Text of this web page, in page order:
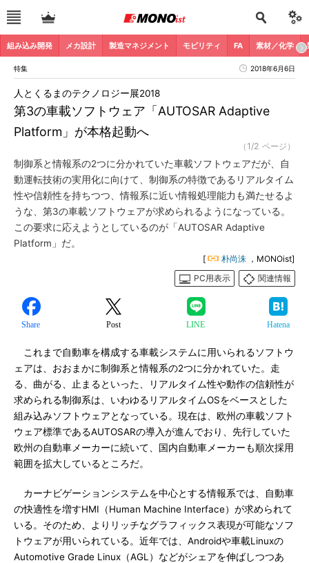
組み込み開発 メカ設計 製造マネジメント モビリティ FA 素材／化学
特集 2018年6月6日
第3の車載ソフトウェア「AUTOSAR Adaptive
Platform」が本格起動へ
人とくるまのテクノロジー展2018
（1/2 ページ）
制御系と情報系の2つに分かれていた車載ソフトウェアだが、自
動運転技術の実用化に向けて、制御系の特徴であるリアルタイム
性や信頼性を持ちつつ、情報系に近い情報処理能力も満たせるよ
うな、第3の車載ソフトウェアが求められるようになっている。
この要求に応えようとしているのが「AUTOSAR Adaptive
Platform」だ。
[ 朴尚洙 ，MONOist]
PC用表示
関連情報
Share Post LINE Hatena
これまで自動車を構成する車載システムに用いられるソフトウ
ェアは、おおまかに制御系と情報系の2つに分かれていた。走
る、曲がる、止まるといった、リアルタイム性や動作の信頼性が
求められる制御系は、いわゆるリアルタイムOSをベースとした
組み込みソフトウェアとなっている。現在は、欧州の車載ソフト
ウェア標準であるAUTOSARの導入が進んでおり、先行していた
欧州の自動車メーカーに続いて、国内自動車メーカーも順次採用
範囲を拡大しているところだ。
カーナビゲーションシステムを中心とする情報系では、自動車
の快適性を増すHMI（Human Machine Interface）が求められて
いる。そのため、よりリッチなグラフィックス表現が可能なソフ
トウェアが用いられている。近年では、Androidや車載Linuxの
Automotive Grade Linux（AGL）などがシェアを伸ばしつつあ